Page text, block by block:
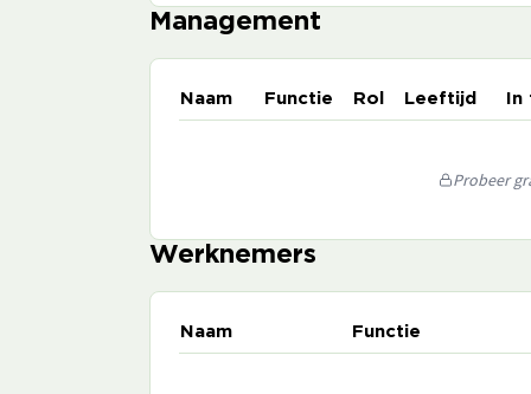
Management
Naam Functie Rol Leeftijd
Probeer
Werknemers
Naam Functie